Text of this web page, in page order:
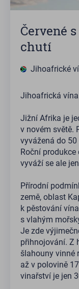
Červené
chutí
Jihoafrické
Jihoafrická
Jižní Afrika je
v novém světě.
vyvážená do 50
Roční
vyváží se ale
Přírodní
země, oblast
k pěstování
s vlahým
Je zde
přihnojování. Z
šlahouny vinné
až v polovině
vinařství je jen